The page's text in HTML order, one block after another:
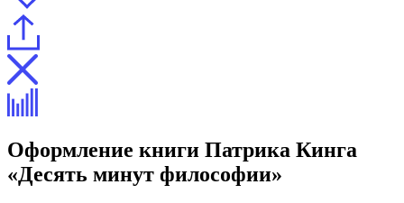
Оформление книги Патрика Кинга
«Десять минут философии»